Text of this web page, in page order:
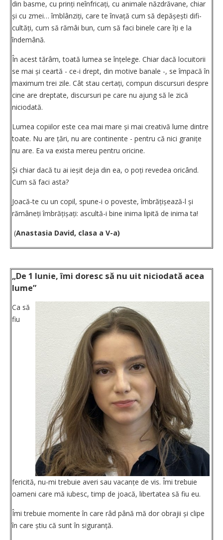
din basme, cu prinți neînfricați, cu animale năzdrăvane, chiar
și cu zmei… îmblânziți, care te învață cum să depășești difi­
cultăți, cum să rămâi bun, cum să faci binele care îți e la
îndemână.
În acest tărâm, toată lumea se înțelege. Chiar dacă locuitorii
se mai și ceartă - ce-i drept, din motive banale -, se împacă în
maximum trei zile. Cât stau certați, compun discursuri despre
cine are dreptate, discursuri pe care nu ajung să le zică
niciodată.
Lumea copiilor este cea mai mare și mai creativă lume dintre
toate. Nu are țări, nu are continente - pentru că nici gra­nițe
nu are. Ea va exista mereu pentru oricine.
Și chiar dacă tu ai ieșit deja din ea, o poți revedea oricând.
Cum să faci asta?
Joacă-te cu un copil, spune-i o poveste, îmbrățișează-l și
rămâneți îmbrățișați: ascultă-i bine inima lipită de inima ta!
(Anastasia David, clasa a V-a)
„De 1 Iunie, îmi doresc să nu uit niciodată acea
lume”
Ca să
fiu
fericită, nu-mi trebuie averi sau va­canțe de vis. Îmi trebuie
oameni care mă iubesc, timp de joacă, libertatea să fiu eu.
Îmi trebuie momente în care râd până mă dor obrajii și clipe
în care știu că sunt în siguranță.